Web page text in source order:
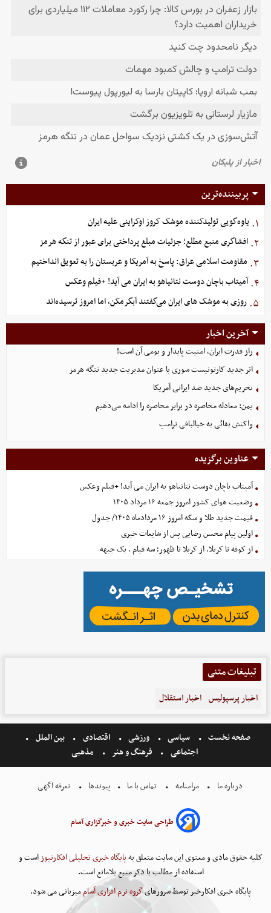
پربیننده‌ترین
۱. یاوه‌گویی تولیدکننده موشک کروز اوکراینی علیه ایران
۲. افشاگری منبع مطلع؛ جزئیات مبلغ پرداختی برای عبور از تنگه هرمز
۳. مقاومت اسلامی عراق: پاسخ به آمریکا و عربستان را به تعویق انداختیم
۴. آمیتاب باچان دوست نتانیاهو به ایران می آید! +فیلم وعکس
۵. روزی به موشک‌ های ایران می‌گفتند آبگرمکن، اما امروز ترسیده‌اند
آخرین اخبار
راز قدرت ایران، امنیت پایدار و بومی آن است!
اثر جدید کارتونیست سوری با عنوان مدیریت جدید تنگه هرمز
تحریم‌های جدید ضد ایرانی آمریکا
یمن: معادله محاصره در برابر محاصره را ادامه می‌دهیم
واکنش بقائی به خیالبافی ترامپ
عناوین برگزیده
آمیتاب باچان دوست نتانیاهو به ایران می آید! +فیلم وعکس
وضعیت هوای کشور امروز جمعه ۱۶ مرداد ۱۴۰۵
قیمت جدید طلا و سکه امروز ۱۶ مردادماه ۱۴۰۵/ جدول
اولین پیام محسن رضایی پس از شایعات خبری
از کوفه تا کربلا، از کربلا تا ظهور؛ سه قیام ، یک جبهه
تبلیغات متنی
اخبار پرسپولیس اخبار استقلال
صفحه نخست سیاسی ورزشی اقتصادی
بین الملل
اجتماعی
فرهنگ و هنر مذهبی
درباره ما مرامنامه تماس با ما پیوندها تعرفه اگهی
طراحی سایت خبری و خبرگزاری آسام
کلیه حقوق مادی و معنوی این سایت متعلق بهپایگاه خبری تحلیلی افکارنیوزاست و
استفاده از مطالب با ذکر منبع بلامانع است.
پایگاه خبری افکارخبر توسط سرورهایگروه نرم افزاری آساممیزبانی می شود.